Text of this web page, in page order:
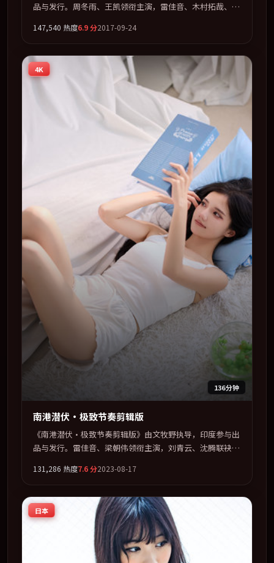
品与发行。周冬雨、王凯领衔主演，雷佳音、木村拓哉、菊
事上的共情力。全片以「惊悚」类型为骨架，在叙事、表演
台同步亮相，2017 年度话题片中口碑稳健，适合喜欢强情
节与人物弧光的观众完整观看。
147,540 热度6.9分2017-09-24
4K
136分钟
南港潜伏·极致节奏剪辑版
《南港潜伏·极致节奏剪辑版》由文牧野执导，印度参与出
品与发行。雷佳音、梁朝伟领衔主演，刘青云、沈腾联袂出
作」类型为骨架，在叙事、表演与视听上力求统一。定于
题片中口碑稳健，适合喜欢强情节与人物弧光的观众完整观
看。
131,286 热度7.6分2023-08-17
日本